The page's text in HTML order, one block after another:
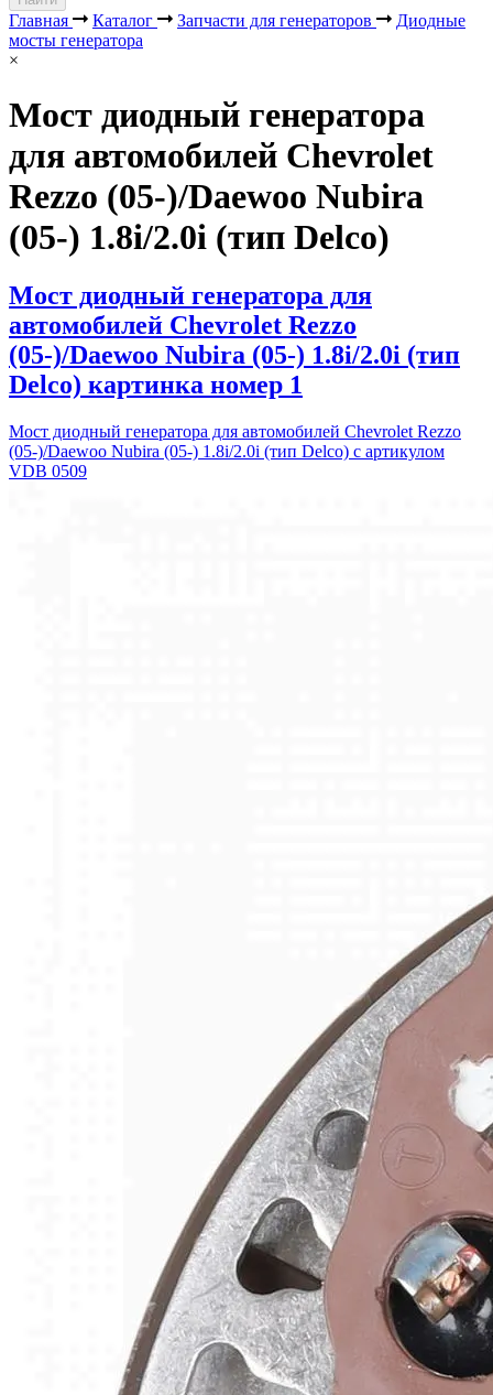
Главная Каталог Запчасти для генераторов
Диодные
мосты генератора
×
Мост диодный генератора
для автомобилей Chevrolet
Rezzo (05-)/Daewoo Nubira
(05-) 1.8i/2.0i (тип Delco)
Мост диодный генератора для
автомобилей Chevrolet Rezzo
(05-)/Daewoo Nubira (05-) 1.8i/2.0i (тип
Delco) картинка номер 1
Мост диодный генератора для автомобилей Chevrolet Rezzo
(05-)/Daewoo Nubira (05-) 1.8i/2.0i (тип Delco) с артикулом
VDB 0509